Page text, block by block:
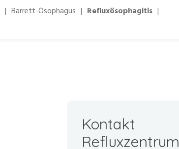
| Barrett-Ösophagus | Refluxösophagitis |
Kontakt
Refluxzentrum